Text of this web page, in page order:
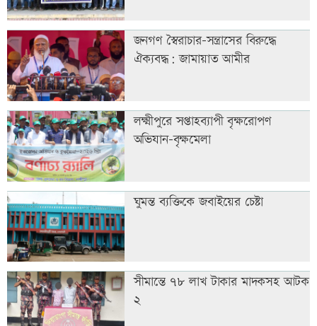
জনগণ স্বৈরাচার-সন্ত্রাসের বিরুদ্ধে
ঐক্যবদ্ধ: জামায়াত আমীর
লক্ষ্মীপুরে সপ্তাহব্যাপী বৃক্ষরোপণ
অভিযান-বৃক্ষমেলা
ঘুমন্ত ব্যক্তিকে জবাইয়ের চেষ্টা
সীমান্তে ৭৮ লাখ টাকার মাদকসহ আটক
২